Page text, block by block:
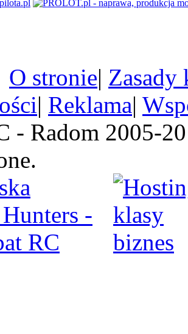
O stronie| Zasady
| Reklama|
- Radom 2005-